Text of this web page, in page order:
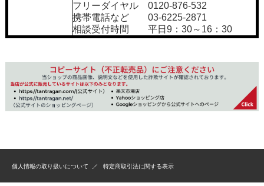
フリーダイヤル 0120-876-532
携帯電話など 03-6225-2871
相談受付時間 平日9：30～16：30
個人情報の取り扱いについて 特定商取引法に関する表示